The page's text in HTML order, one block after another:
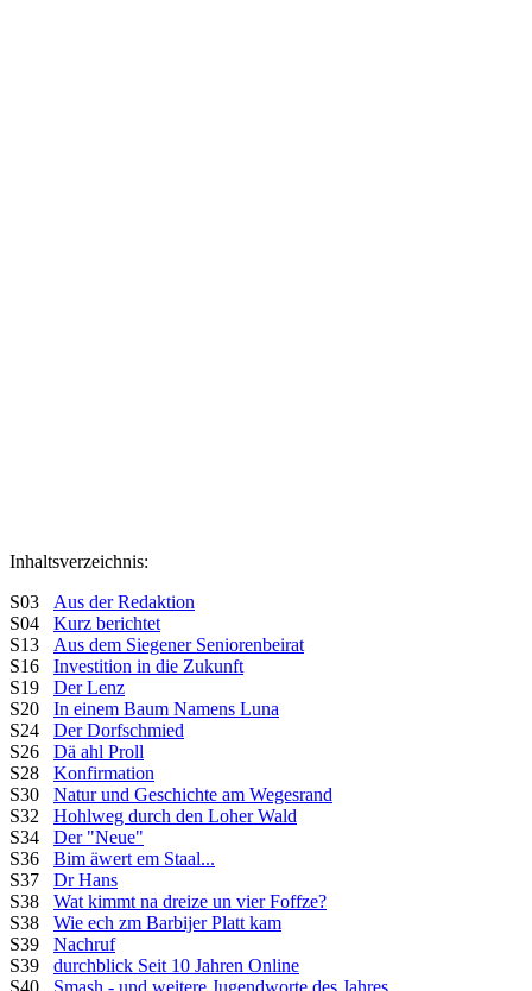
Inhaltsverzeichnis:
S03 Aus der Redaktion
S04 Kurz berichtet
S13 Aus dem Siegener Seniorenbeirat
S16 Investition in die Zukunft
S19 Der Lenz
S20 In einem Baum Namens Luna
S24 Der Dorfschmied
S26 Dä ahl Proll
S28 Konfirmation
S30 Natur und Geschichte am Wegesrand
S32 Hohlweg durch den Loher Wald
S34 Der "Neue"
S36 Bim äwert em Staal...
S37 Dr Hans
S38 Wat kimmt na dreize un vier Foffze?
S38 Wie ech zm Barbijer Platt kam
S39 Nachruf
S39 durchblick Seit 10 Jahren Online
S40 Smash - und weitere Jugendworte des Jahres